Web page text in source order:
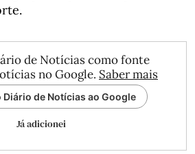
de Notícias como fonte
no Google. Saber mais
de Notícias ao Google
Já adicionei